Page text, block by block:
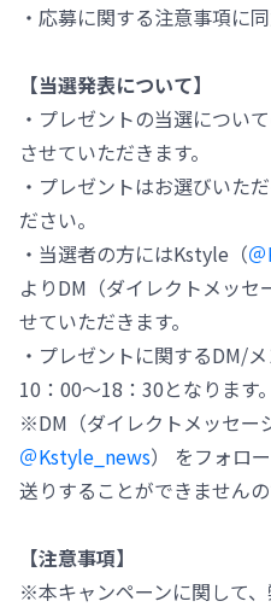
・応募に関する注意事項に
【当選発表について】
・プレゼントの当選につい
させていただきます。
・プレゼントはお選びいた
ださい。
・当選者の方にはKstyle（
よりDM（ダイレクトメッ
せていただきます。
・プレゼントに関するDM/
10：00～18：30となります。
※DM（ダイレクトメッセー
＠Kstyle_news） をフォロ
送りすることができません
【注意事項】
※本キャンペーンに関して